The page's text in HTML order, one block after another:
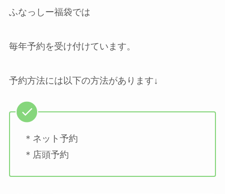
ふなっしー福袋では
毎年予約を受け付けています。
予約方法には以下の方法があります↓
＊ネット予約
＊店頭予約